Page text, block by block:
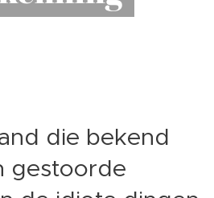
die bekend
gestoorde